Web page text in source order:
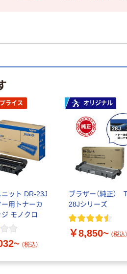
ライス
ニット DR-23J
用トナーカ
モノクロ
（税込）
オリジナル
ブラザー（純正）
28Jシリーズ
￥8,850~ （税込）